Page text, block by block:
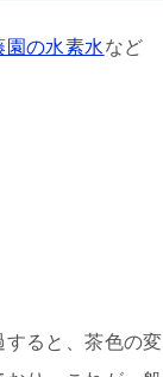
園の水素水など
ると、茶色の変